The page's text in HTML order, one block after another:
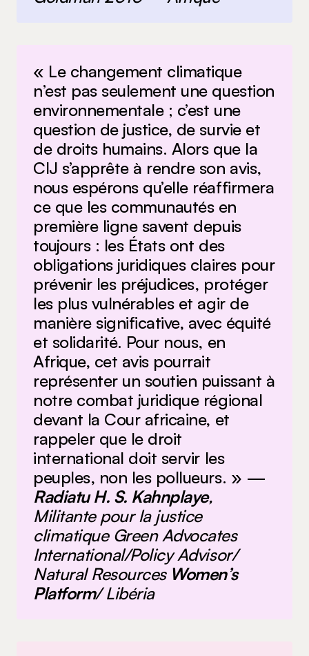
« Le changement climatique
n’est pas seulement une question
environnementale ; c’est une
question de justice, de survie et
de droits humains. Alors que la
CIJ s’apprête à rendre son avis,
nous espérons qu’elle réaffirmera
ce que les communautés en
première ligne savent depuis
toujours : les États ont des
obligations juridiques claires pour
prévenir les préjudices, protéger
les plus vulnérables et agir de
manière significative, avec équité
et solidarité. Pour nous, en
Afrique, cet avis pourrait
représenter un soutien puissant à
notre combat juridique régional
devant la Cour africaine, et
rappeler que le droit
international doit servir les
peuples, non les pollueurs. » —
Radiatu H. S. Kahnplaye,
Militante pour la justice
climatique Green Advocates
International/Policy Advisor/
Natural ResourcesWomen’s
Platform/ Libéria